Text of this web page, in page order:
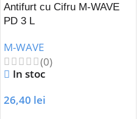
Antifurt cu Cifru M-WAVE
PD 3 L
M-WAVE
(0)
In stoc
26,40 lei